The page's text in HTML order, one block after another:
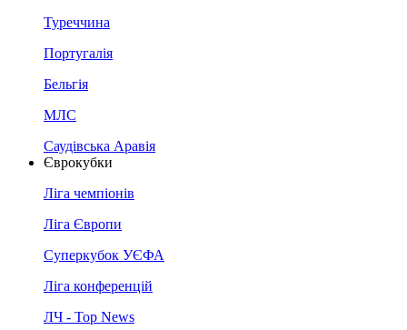
Туреччина
Португалія
Бельгія
МЛС
Саудівська Аравія
Єврокубки
Ліга чемпіонів
Ліга Європи
Суперкубок УЄФА
Ліга конференцій
ЛЧ - Top News